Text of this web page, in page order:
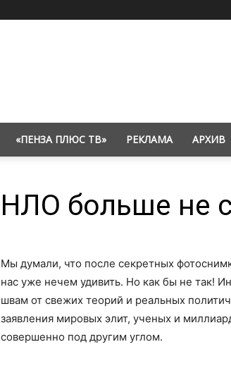
«ПЕНЗА ПЛЮС ТВ» РЕКЛАМА АРХИВ
НЛО больше не
Мы думали, что после секретных
нас уже нечем удивить. Но как бы не так!
швам от свежих теорий и реальных
заявления мировых элит, ученых и
совершенно под другим углом.